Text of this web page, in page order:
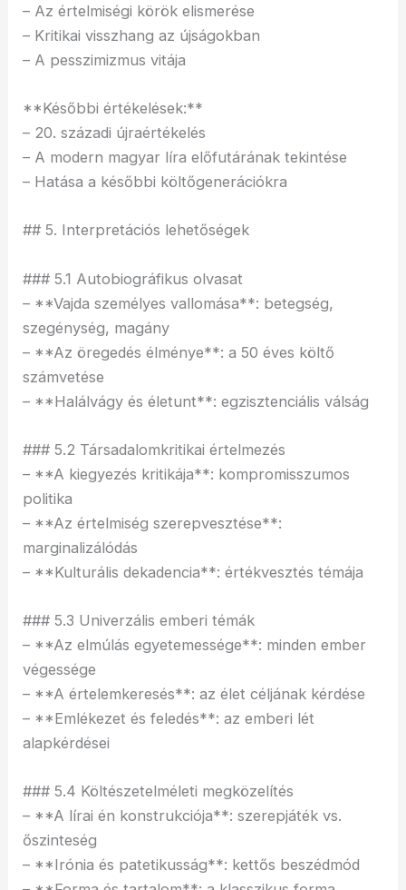
– Az értelmiségi körök elismerése
– Kritikai visszhang az újságokban
– A pesszimizmus vitája
**Későbbi értékelések:**
– 20. századi újraértékelés
– A modern magyar líra előfutárának tekintése
– Hatása a későbbi költőgenerációkra
## 5. Interpretációs lehetőségek
### 5.1 Autobiográfikus olvasat
– **Vajda személyes vallomása**: betegség,
szegénység, magány
– **Az öregedés élménye**: a 50 éves költő
számvetése
– **Halálvágy és életunt**: egzisztenciális válság
### 5.2 Társadalomkritikai értelmezés
– **A kiegyezés kritikája**: kompromisszumos
politika
– **Az értelmiség szerepvesztése**:
marginalizálódás
– **Kulturális dekadencia**: értékvesztés témája
### 5.3 Univerzális emberi témák
– **Az elmúlás egyetemessége**: minden ember
végessége
– **A értelemkeresés**: az élet céljának kérdése
– **Emlékezet és feledés**: az emberi lét
alapkérdései
### 5.4 Költészetelméleti megközelítés
– **A lírai én konstrukciója**: szerepjáték vs.
őszinteség
– **Irónia és patetikusság**: kettős beszédmód